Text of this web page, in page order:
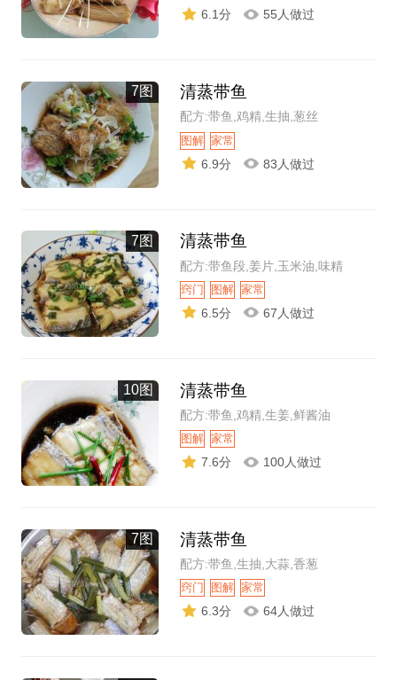
6.1分 55人做过
7图 清蒸带鱼
配方:带鱼,鸡精,生抽,葱丝
图解 家常
6.9分 83人做过
7图 清蒸带鱼
配方:带鱼段,姜片,玉米油,味精
窍门 图解 家常
6.5分 67人做过
10图 清蒸带鱼
配方:带鱼,鸡精,生姜,鲜酱油
图解 家常
7.6分 100人做过
7图 清蒸带鱼
配方:带鱼,生抽,大蒜,香葱
窍门 图解 家常
6.3分 64人做过